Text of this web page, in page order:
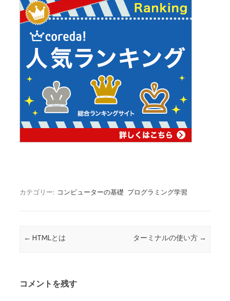
カテゴリー: コンピューターの基礎 プログラミング学習
投稿ナビゲーション
← HTMLとは ターミナルの使い方 →
コメントを残す